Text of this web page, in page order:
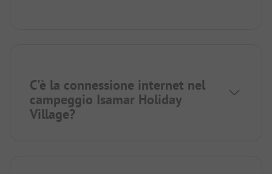
C'è la connessione internet nel
campeggio Isamar Holiday
Village?